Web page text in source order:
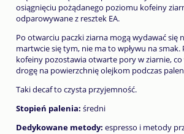
osiągnięciu pożądanego poziomu kofeiny
odparowywane z resztek EA.
Po otwarciu paczki ziarna mogą wydawać się
martwcie się tym, nie ma to wpływu na smak.
kofeiny pozostawia otwarte pory w ziarnie, co
drogę na powierzchnię olejkom podczas
Taki decaf to czysta przyjemność.
Stopień palenia: średni
Dedykowane metody: espresso i metody